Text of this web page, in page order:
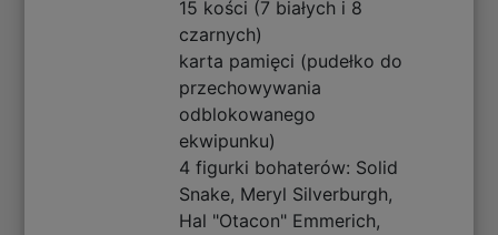
15 kości (7 białych i 8
czarnych)
karta pamięci (pudełko do
przechowywania
odblokowanego
ekwipunku)
4 figurki bohaterów: Solid
Snake, Meryl Silverburgh,
Hal "Otacon" Emmerich,